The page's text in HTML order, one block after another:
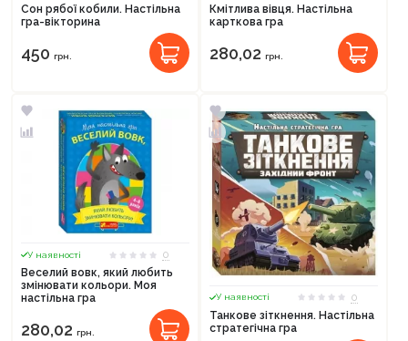
Сон рябої кобили. Настільна
гра-вікторина
450 грн.
Кмітлива вівця. Настільна
карткова гра
280,02 грн.
У наявності
0
Веселий вовк, який любить
змінювати кольори. Моя
настільна гра
280,02 грн.
У наявності
0
Танкове зіткнення. Настільна
стратегічна гра